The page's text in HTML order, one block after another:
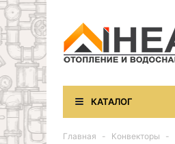
КАТАЛОГ
Главная Конвекторы